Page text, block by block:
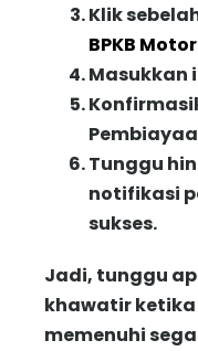
Klik
BPKB
Masukkan
Tunggu
notifikasi
sukses.
Jadi, tunggu
khawatir ketika
memenuhi